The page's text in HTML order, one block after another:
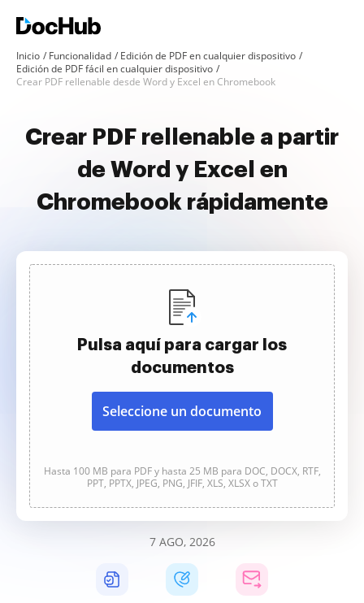
Inicio Funcionalidad
Edición de PDF en cualquier dispositivo
Edición de PDF fácil en cualquier dispositivo
Crear PDF rellenable desde Word y Excel en Chromebook
Crear PDF rellenable a partir
de Word y Excel en
Chromebook rápidamente
Pulsa aquí para cargar los
documentos
Seleccione un documento
Hasta 100 MB para PDF y hasta 25 MB para DOC, DOCX, RTF,
PPT, PPTX, JPEG, PNG, JFIF, XLS, XLSX o TXT
7 AGO, 2026